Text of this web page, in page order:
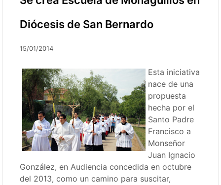
Diócesis de San Bernardo
15/01/2014
Esta iniciativa
nace de una
propuesta
hecha por el
Santo Padre
Francisco a
Monseñor
Juan Ignacio
González, en Audiencia concedida en octubre
del 2013, como un camino para suscitar,